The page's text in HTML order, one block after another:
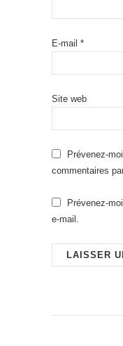
E-mail *
Site web
Prévenez-
commentaires
Prévenez-
e-mail.